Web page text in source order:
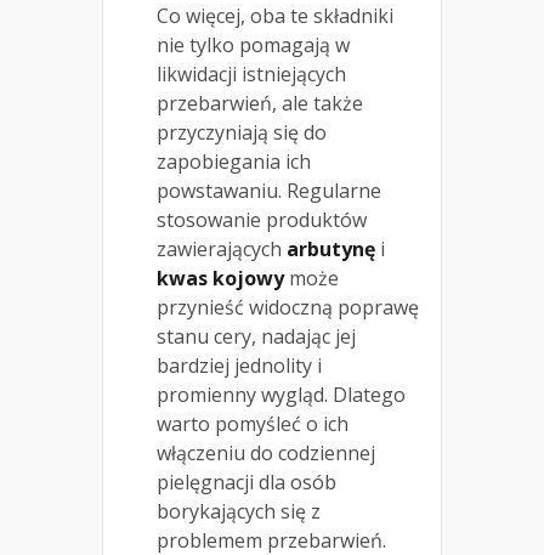
Co więcej, oba te składniki
nie tylko pomagają w
likwidacji istniejących
przebarwień, ale także
przyczyniają się do
zapobiegania ich
powstawaniu. Regularne
stosowanie produktów
zawierających arbutynę i
kwas kojowymoże
przynieść widoczną poprawę
stanu cery, nadając jej
bardziej jednolity i
promienny wygląd. Dlatego
warto pomyśleć o ich
włączeniu do codziennej
pielęgnacji dla osób
borykających się z
problemem przebarwień.